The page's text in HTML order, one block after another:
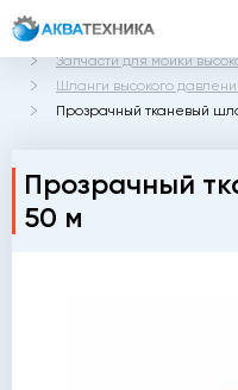
Главная Каталог
Запчасти для мойки
Шланги высокого
Прозрачный тканевый
Прозрачный
50 м